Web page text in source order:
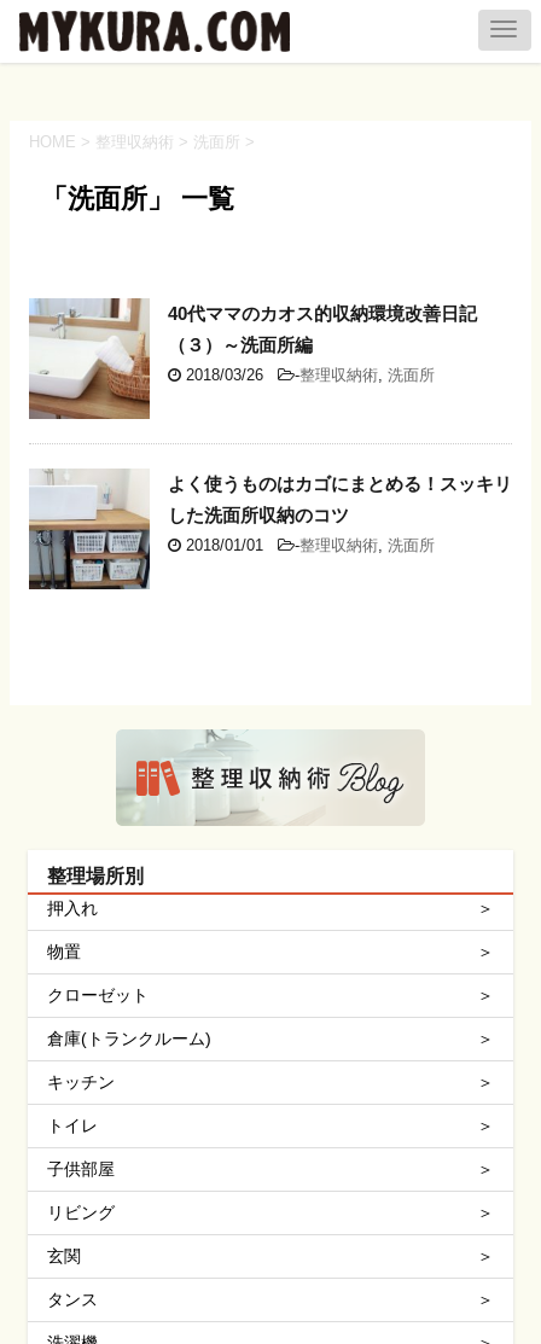
HOME > 整理収納術 > 洗面所 >
「洗面所」 一覧
40代ママのカオス的収納環境改善日記
（３）～洗面所編
2018/03/26 -整理収納術 洗面所
よく使うものはカゴにまとめる！スッキリ
した洗面所収納のコツ
2018/01/01 -整理収納術 洗面所
整理場所別
押入れ
物置
クローゼット
倉庫(トランクルーム)
キッチン
トイレ
子供部屋
リビング
玄関
タンス